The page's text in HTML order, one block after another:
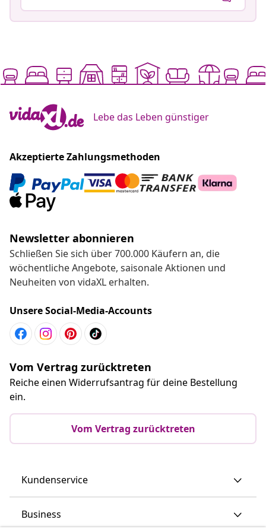
Lebe das Leben günstiger
Akzeptierte Zahlungsmethoden
Newsletter abonnieren
Schließen Sie sich über 700.000 Käufern an, die
wöchentliche Angebote, saisonale Aktionen und
Neuheiten von vidaXL erhalten.
Unsere Social-Media-Accounts
Vom Vertrag zurücktreten
Reiche einen Widerrufsantrag für deine Bestellung
ein.
Vom Vertrag zurücktreten
Kundenservice
Business